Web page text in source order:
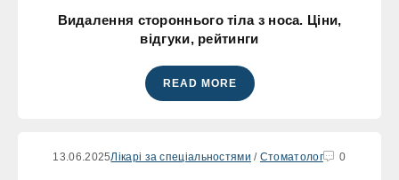
Видалення стороннього тіла з носа. Ціни,
відгуки, рейтинги
READ MORE
13.06.2025Лікарі за спеціальностями / Стоматолог 0